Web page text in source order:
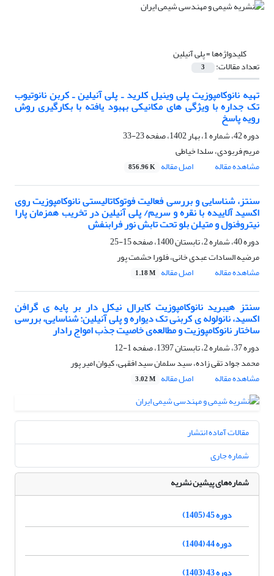
کلیدواژه‌ها =پلی آنیلین
تعداد مقالات: 3
تهیه نانوکامپوزیت پلی وینیل کلرید ـ پلی آنیلین ـ کربن نانوتیوب
تک جداره با ویژگی های مکانیکی بهبود یافته با بکارگیری روش
رویه پاسخ
دوره 42، شماره 1، بهار 1402، صفحه
23-33
مریم فربودی، سلدا خیاطی
مشاهده مقاله
اصل مقاله 856.96 K
سنتز، شناسایی و بررسی فعالیت فوتوکاتالیستی نانوکامپوزیت روی
اکسید آلاییده با نقره و سریم/ پلی آنیلین در تخریب همزمان پارا
نیتروفنول و متیلن بلو تحت تابش نور فرابنفش
دوره 40، شماره 2، تابستان 1400، صفحه
15-25
مرضیه السادات عبدی خانی، فلورا حشمت پور
مشاهده مقاله
اصل مقاله 1.18 M
سنتز هیبرید نانوکامپوزیت کایرال نیکل دار بر پایه ی گرافن
اکسید، نانولوله ی کربنی تک دیواره و پلی آنیلین: شناسایی، بررسی
ساختار نانوکامپوزیت و مطالعه‌ی خاصیت جذب امواج رادار
دوره 37، شماره 2، تابستان 1397، صفحه
1-12
محمد جواد تقی زاده، سید سلمان سید افقهی، کیوان امیر پور
مشاهده مقاله
اصل مقاله 3.02 M
مقالات آماده انتشار
شماره جاری
شماره‌های پیشین نشریه
دوره 45 (1405)
دوره 44 (1404)
دوره 43 (1403)